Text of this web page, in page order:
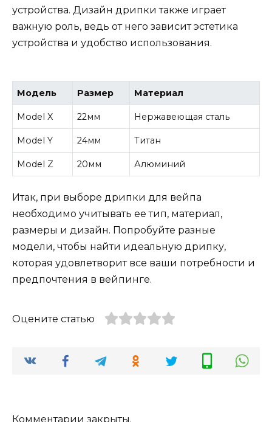
устройства. Дизайн дрипки также играет
важную роль, ведь от него зависит эстетика
устройства и удобство использования.
Модель Размер Материал
Model X 22мм Нержавеющая сталь
Model Y 24мм Титан
Model Z 20мм Алюминий
Итак, при выборе дрипки для вейпа
необходимо учитывать ее тип, материал,
размеры и дизайн. Попробуйте разные
модели, чтобы найти идеальную дрипку,
которая удовлетворит все ваши потребности и
предпочтения в вейпинге.
Оцените статью
Комментарии закрыты.